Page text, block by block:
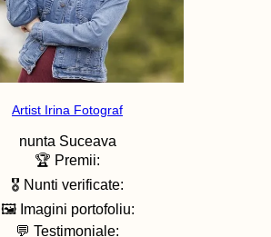
Artist Irina Fotograf
nunta Suceava
🏆 Premii:
🎖️ Nunti verificate:
🖼️ Imagini portofoliu:
💬 Testimoniale: